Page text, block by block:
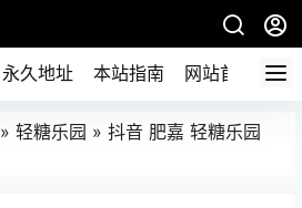
永久地址 本站指南 网站首页
» 轻糖乐园 » 抖音 肥嘉 轻糖乐园